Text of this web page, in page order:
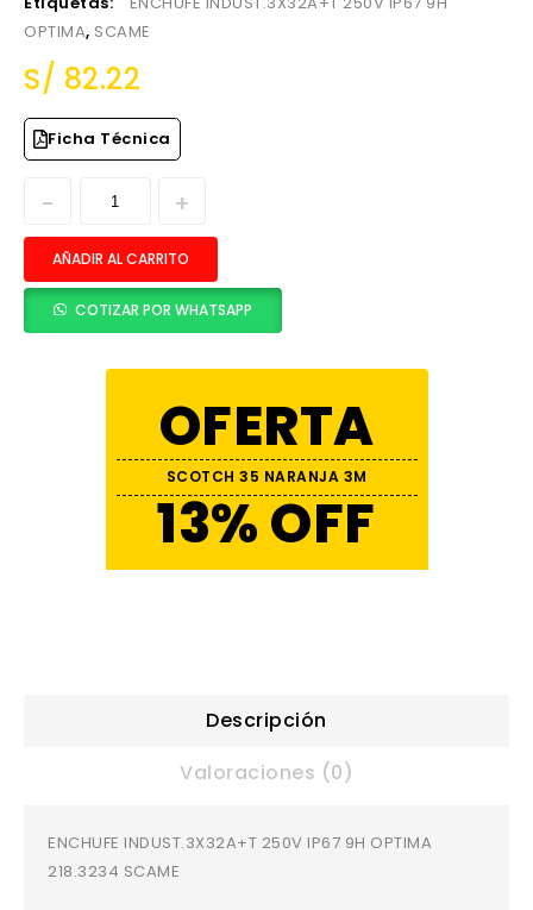
OPTIMA, SCAME
S/ 82.22
Ficha Técnica
AÑADIR AL CARRITO
COTIZAR POR WHATSAPP
OFERTA
SCOTCH 35 NARANJA 3M
13% OFF
Descripción
Valoraciones (0)
ENCHUFE INDUST.3X32A+T 250V IP67 9H OPTIMA
218.3234 SCAME